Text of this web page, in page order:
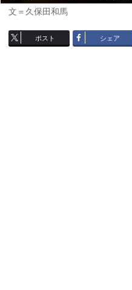
文＝久保田和馬
ポスト シェア